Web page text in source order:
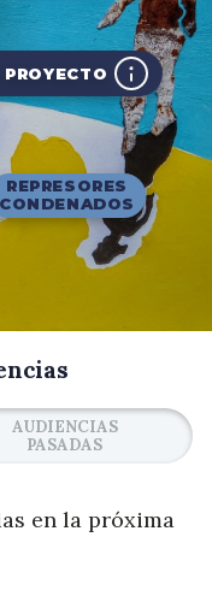
REPRESORES
CONDENADOS
AUDIENCIAS
PASADAS
en la próxima